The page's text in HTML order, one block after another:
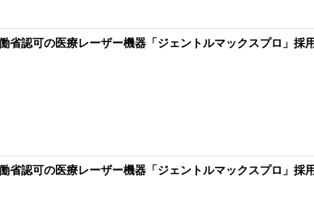
省認可の医療レーザー機器「ジェントルマックスプロ」採
省認可の医療レーザー機器「ジェントルマックスプロ」